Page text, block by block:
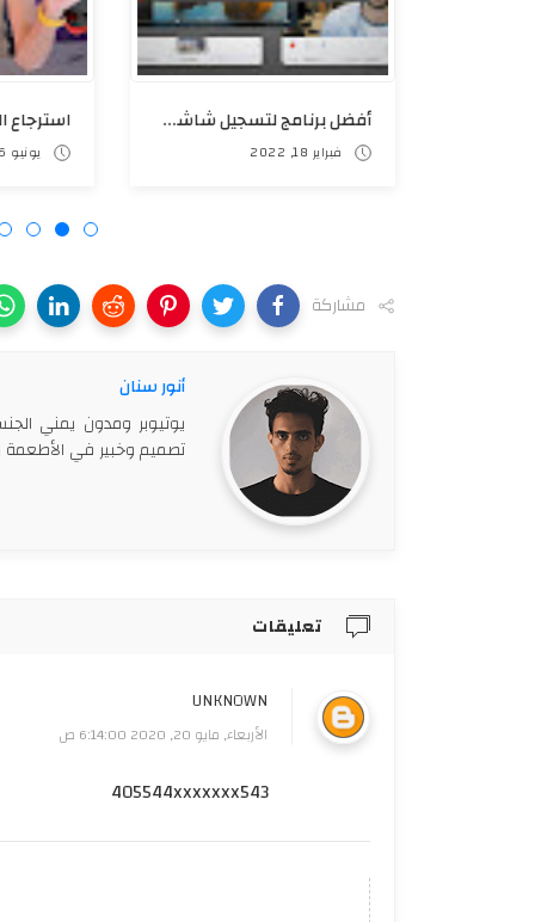
أفضل برنامج لتسجيل شاشة الحاسوب مجاناً بدون علامة مائية REC 🔴
فبراير 18, 2022 يونيو 26, 2021
مشاركة
أنور سنان
يوتيوبر ومدون يمني
تصميم وخبير في الأطعمة
تعليقات
UNKNOWN
الأربعاء, مايو 20, 2020 6:14:00 ص
405544xxxxxxx543